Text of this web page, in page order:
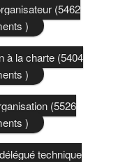
(5462
)
à la charte (5404
)
(5526
)
technique